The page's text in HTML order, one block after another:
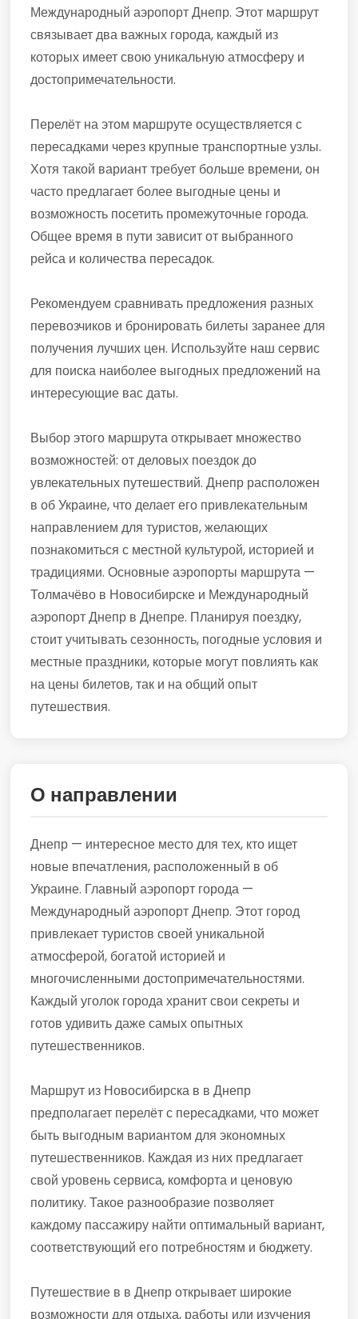
Международный аэропорт Днепр. Этот маршрут
связывает два важных города, каждый из
которых имеет свою уникальную атмосферу и
достопримечательности.
Перелёт на этом маршруте осуществляется с
пересадками через крупные транспортные узлы.
Хотя такой вариант требует больше времени, он
часто предлагает более выгодные цены и
возможность посетить промежуточные города.
Общее время в пути зависит от выбранного
рейса и количества пересадок.
Рекомендуем сравнивать предложения разных
перевозчиков и бронировать билеты заранее для
получения лучших цен. Используйте наш сервис
для поиска наиболее выгодных предложений на
интересующие вас даты.
Выбор этого маршрута открывает множество
возможностей: от деловых поездок до
увлекательных путешествий. Днепр расположен
в об Украине, что делает его привлекательным
направлением для туристов, желающих
познакомиться с местной культурой, историей и
традициями. Основные аэропорты маршрута —
Толмачёво в Новосибирске и Международный
аэропорт Днепр в Днепре. Планируя поездку,
стоит учитывать сезонность, погодные условия и
местные праздники, которые могут повлиять как
на цены билетов, так и на общий опыт
путешествия.
О направлении
Днепр — интересное место для тех, кто ищет
новые впечатления, расположенный в об
Украине. Главный аэропорт города —
Международный аэропорт Днепр. Этот город
привлекает туристов своей уникальной
атмосферой, богатой историей и
многочисленными достопримечательностями.
Каждый уголок города хранит свои секреты и
готов удивить даже самых опытных
путешественников.
Маршрут из Новосибирска в в Днепр
предполагает перелёт с пересадками, что может
быть выгодным вариантом для экономных
путешественников. Каждая из них предлагает
свой уровень сервиса, комфорта и ценовую
политику. Такое разнообразие позволяет
каждому пассажиру найти оптимальный вариант,
соответствующий его потребностям и бюджету.
Путешествие в в Днепр открывает широкие
возможности для отдыха, работы или изучения